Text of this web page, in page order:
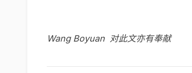
Wang Boyuan 对此文亦有奉献